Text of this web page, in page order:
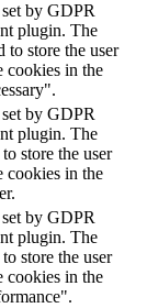
by GDPR
plugin. The
to store the user
cookies in the
by GDPR
plugin. The
store the user
cookies in the
by GDPR
plugin. The
store the user
cookies in the